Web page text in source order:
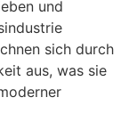
und
sich durch
aus, was sie